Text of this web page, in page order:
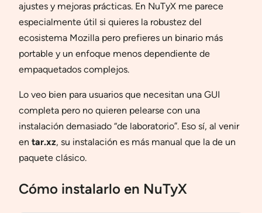
ajustes y mejoras prácticas. En NuTyX me parece
especialmente útil si quieres la robustez del
ecosistema Mozilla pero prefieres un binario más
portable y un enfoque menos dependiente de
empaquetados complejos.
Lo veo bien para usuarios que necesitan una GUI
completa pero no quieren pelearse con una
instalación demasiado “de laboratorio”. Eso sí, al venir
en tar.xz, su instalación es más manual que la de un
paquete clásico.
Cómo instalarlo en NuTyX